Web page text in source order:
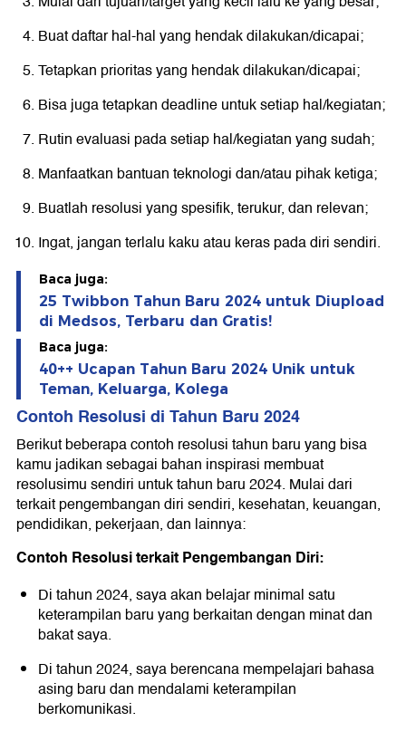
Buat daftar hal-hal yang hendak dilakukan/dicapai;
Tetapkan prioritas yang hendak dilakukan/dicapai;
Bisa juga tetapkan deadline untuk setiap hal/kegiatan;
Rutin evaluasi pada setiap hal/kegiatan yang sudah;
Manfaatkan bantuan teknologi dan/atau pihak ketiga;
Buatlah resolusi yang spesifik, terukur, dan relevan;
Ingat, jangan terlalu kaku atau keras pada diri sendiri.
Baca juga:
25 Twibbon Tahun Baru 2024 untuk Diupload
di Medsos, Terbaru dan Gratis!
Baca juga:
40++ Ucapan Tahun Baru 2024 Unik untuk
Teman, Keluarga, Kolega
Contoh Resolusi di Tahun Baru 2024
Berikut beberapa contoh resolusi tahun baru yang bisa
kamu jadikan sebagai bahan inspirasi membuat
resolusimu sendiri untuk tahun baru 2024. Mulai dari
terkait pengembangan diri sendiri, kesehatan, keuangan,
pendidikan, pekerjaan, dan lainnya:
Contoh Resolusi terkait Pengembangan Diri:
Di tahun 2024, saya akan belajar minimal satu
keterampilan baru yang berkaitan dengan minat dan
bakat saya.
Di tahun 2024, saya berencana mempelajari bahasa
asing baru dan mendalami keterampilan
berkomunikasi.